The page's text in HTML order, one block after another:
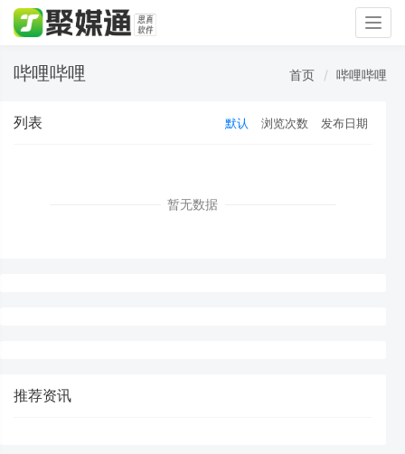
哔哩哔哩 首页 哔哩哔哩
列表 默认 浏览次数 发布日期
暂无数据
推荐资讯